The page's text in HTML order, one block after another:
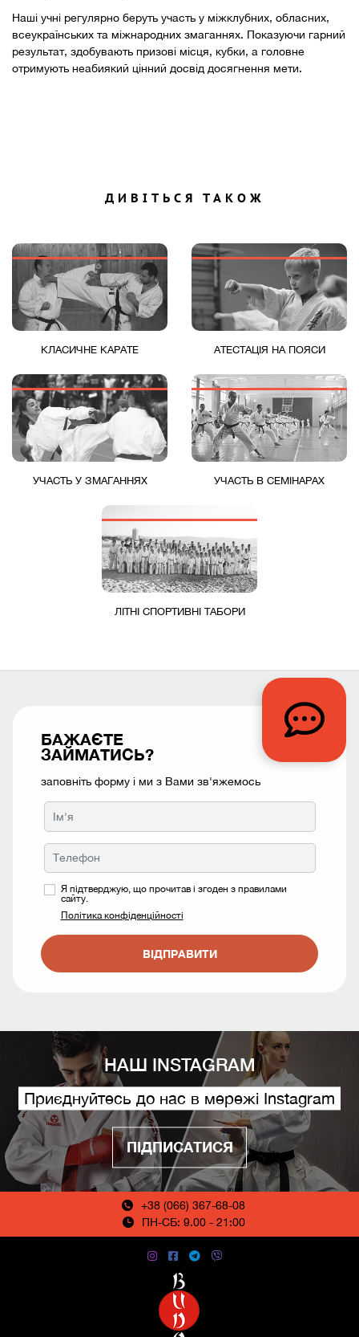
Наші учні регулярно беруть участь у міжклубних, обласних,
всеукраїнських та міжнародних змаганнях. Показуючи гарний
результат, здобувають призові місця, кубки, а головне
отримують неабиякий цінний досвід досягнення мети.
ДИВІТЬСЯ ТАКОЖ
КЛАСИЧНЕ КАРАТЕ АТЕСТАЦІЯ НА ПОЯСИ
УЧАСТЬ У ЗМАГАННЯХ УЧАСТЬ В СЕМІНАРАХ
ЛІТНІ СПОРТИВНІ ТАБОРИ
БАЖАЄТЕ
ЗАЙМАТИСЬ?
заповніть форму і ми з Вами зв'яжемось
Я підтверджую, що прочитав і згоден з правилами
сайту.
Політика конфіденційності
ВІДПРАВИТИ
НАШ INSTAGRAM
Приєднуйтесь до нас в мережі Instagram
ПІДПИСАТИСЯ
+38 (066) 367-68-08
ПН-СБ: 9.00 - 21:00